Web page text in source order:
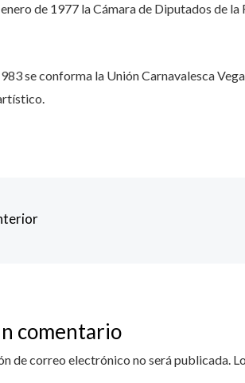
enero de 1977 la Cámara de Diputados de
se conforma la Unión Carnavalesca
comentario
de correo electrónico no será publicada.